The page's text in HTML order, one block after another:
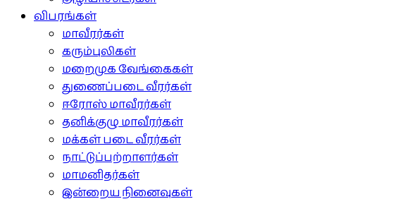
விபரங்கள்
மாவீரர்கள்
கரும்புலிகள்
மறைமுக வேங்கைகள்
துணைப்படை வீரர்கள்
ஈரோஸ் மாவீரர்கள்
தனிக்குழு மாவீரர்கள்
மக்கள் படை வீரர்கள்
நாட்டுப்பற்றாளர்கள்
மாமனிதர்கள்
இன்றைய நினைவுகள்